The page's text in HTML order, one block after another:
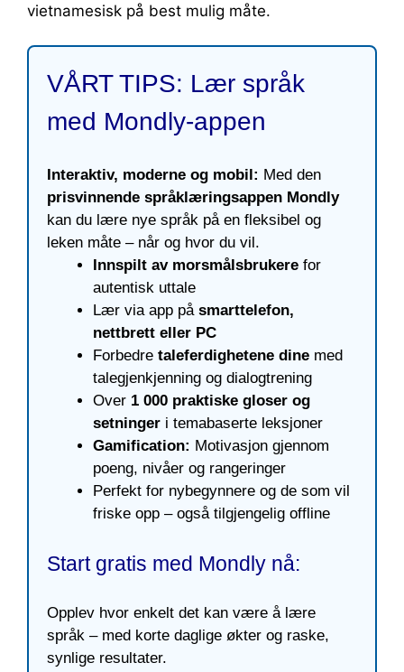
vietnamesisk på best mulig måte.
VÅRT TIPS: Lær språk
med Mondly-appen
Interaktiv, moderne og mobil: Med den
prisvinnende språklæringsappen Mondly
kan du lære nye språk på en fleksibel og
leken måte – når og hvor du vil.
Innspilt av morsmålsbrukere for
autentisk uttale
Lær via app på smarttelefon,
nettbrett eller PC
Forbedre taleferdighetene dine med
talegjenkjenning og dialogtrening
Over 1 000 praktiske gloser og
setninger i temabaserte leksjoner
Gamification: Motivasjon gjennom
poeng, nivåer og rangeringer
Perfekt for nybegynnere og de som vil
friske opp – også tilgjengelig offline
Start gratis med Mondly nå:
Opplev hvor enkelt det kan være å lære
språk – med korte daglige økter og raske,
synlige resultater.